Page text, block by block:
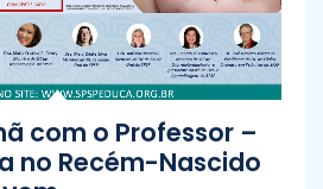
com o Professor –
no Recém-Nascido